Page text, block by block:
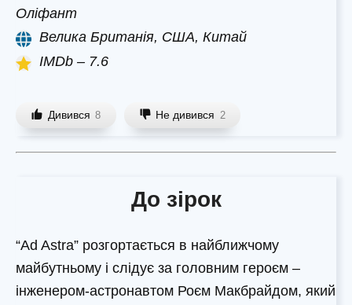
Оліфант
Велика Британія, США, Китай
IMDb – 7.6
Дивився 8 Не дивився 2
До зірок
“Ad Astra” розгортається в найближчому
майбутньому і слідує за головним героєм –
інженером-астронавтом Роєм Макбрайдом, який